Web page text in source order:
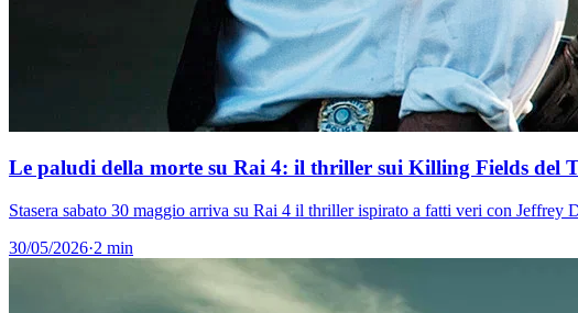
Le paludi della morte su Rai 4: il thriller sui Killing Fields del
Stasera sabato 30 maggio arriva su Rai 4 il thriller ispirato a fatti veri con
30/05/2026·2 min